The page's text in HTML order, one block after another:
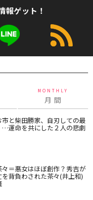
報ゲット！
MONTHLY
月 間
市と柴田勝家、自刃しての最
…運命を共にした２人の悲劇
々＝悪女はほぼ創作？秀吉が
背負わされた茶々(井上和)